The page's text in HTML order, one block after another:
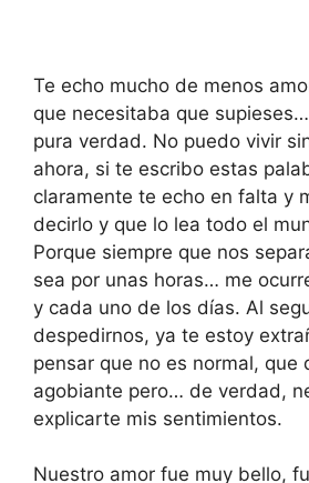
Te echo mucho de menos
que necesitaba que
pura verdad. No puedo vivir
ahora, si te escribo estas
claramente te echo en falta y
decirlo y que lo lea todo el
Porque siempre que nos
sea por unas horas… me
y cada uno de los días. Al
despedirnos, ya te estoy
pensar que no es normal, que
agobiante pero… de verdad,
explicarte mis sentimientos.
Nuestro amor fue muy bello,